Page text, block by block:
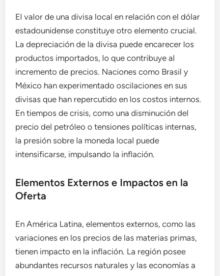
El valor de una divisa local en relación con el dólar
estadounidense constituye otro elemento crucial.
La depreciación de la divisa puede encarecer los
productos importados, lo que contribuye al
incremento de precios. Naciones como Brasil y
México han experimentado oscilaciones en sus
divisas que han repercutido en los costos internos.
En tiempos de crisis, como una disminución del
precio del petróleo o tensiones políticas internas,
la presión sobre la moneda local puede
intensificarse, impulsando la inflación.
Elementos Externos e Impactos en la
Oferta
En América Latina, elementos externos, como las
variaciones en los precios de las materias primas,
tienen impacto en la inflación. La región posee
abundantes recursos naturales y las economías a